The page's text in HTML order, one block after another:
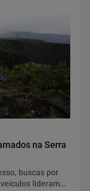
na Serra
buscas por
lideram